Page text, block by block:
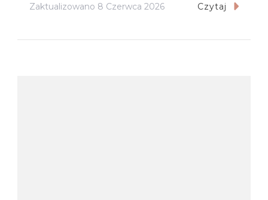
Zaktualizowano 8 Czerwca 2026 Czytaj